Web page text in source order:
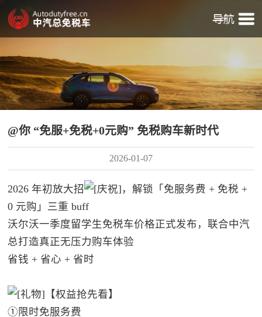
@你 “免服+免税+0元购” 免税购车新时代
2026-01-07
2026 年初放大招
，解锁「免服务费 + 免税 +
0 元购」三重 buff
沃尔沃一季度留学生免税车价格正式发布，联合中汽
总打造真正无压力购车体验
省钱 + 省心 + 省时
【权益抢先看】
①限时免服务费